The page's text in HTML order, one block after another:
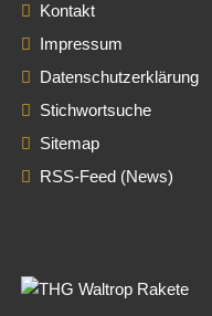
Kontakt
Impressum
Datenschutzerklärung
Stichwortsuche
Sitemap
RSS-Feed (News)